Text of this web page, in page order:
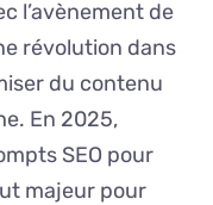
l’avènement de
révolution dans
du contenu
En 2025,
SEO pour
majeur pour